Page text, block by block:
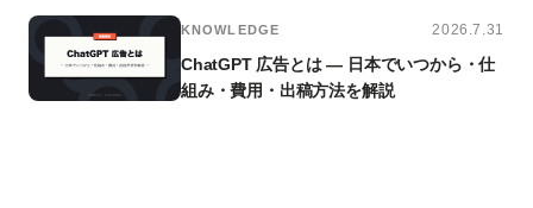
KNOWLEDGE 2026.7.31
ChatGPT 広告とは — 日本でいつから・仕
組み・費用・出稿方法を解説